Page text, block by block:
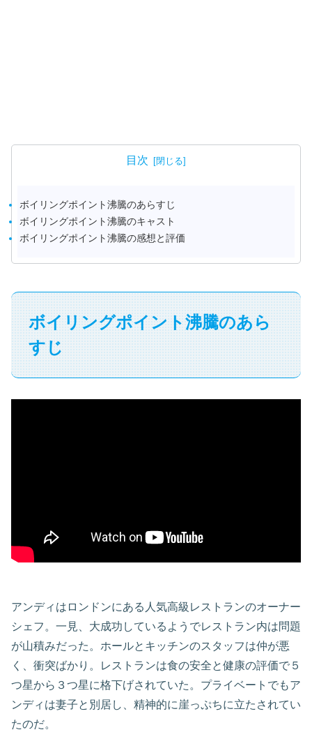
目次
ボイリングポイント沸騰のあらすじ
ボイリングポイント沸騰のキャスト
ボイリングポイント沸騰の感想と評価
ボイリングポイント沸騰のあら
すじ
アンディはロンドンにある人気高級レストランのオーナー
シェフ。一見、大成功しているようでレストラン内は問題
が山積みだった。ホールとキッチンのスタッフは仲が悪
く、衝突ばかり。レストランは食の安全と健康の評価で５
つ星から３つ星に格下げされていた。プライベートでもア
ンディは妻子と別居し、精神的に崖っぷちに立たされてい
たのだ。